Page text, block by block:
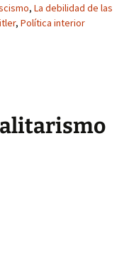
, La debilidad de las
, Política interior